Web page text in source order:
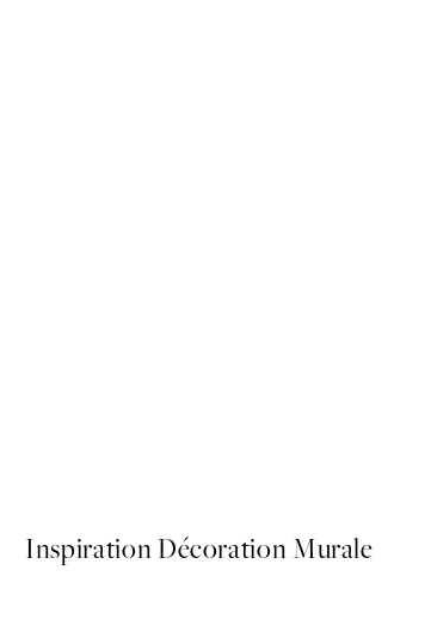
Inspiration Décoration Murale